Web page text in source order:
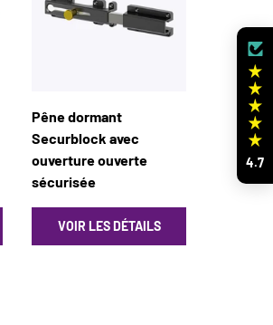
Pêne dormant
Securblock avec
ouverture ouverte
sécurisée
VOIR LES DÉTAILS
4.7